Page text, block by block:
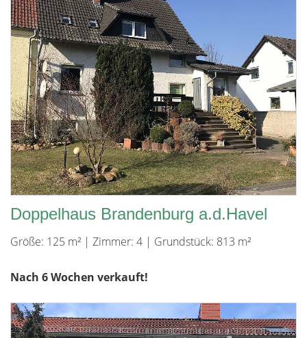
Doppelhaus Brandenburg a.d.Havel
Größe: 125 m² | Zimmer: 4 | Grundstück: 813 m²
Nach 6 Wochen verkauft!